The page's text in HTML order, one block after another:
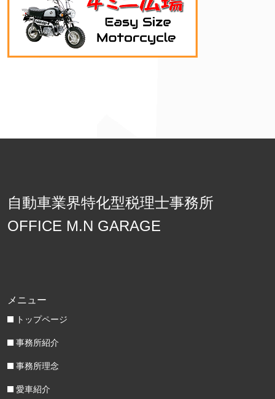
自動車業界特化型税理士事務所
OFFICE M.N GARAGE
メニュー
トップページ
事務所紹介
事務所理念
愛車紹介